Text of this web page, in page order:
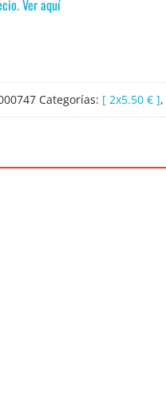
Ver aquí
Categorías: [ 2x5.50 € ],